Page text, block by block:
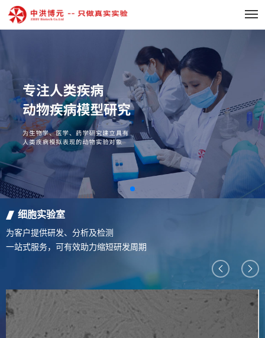
细胞实验室
为客户提供研发、分析及检测
一站式服务，可有效助力缩短研发周期